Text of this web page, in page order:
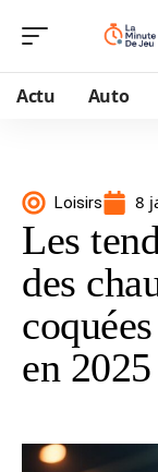
Actu Auto
Loisirs 8
Les
des
en 2025